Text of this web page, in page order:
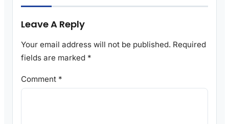
Leave A Reply
Your email address will not be published. Required
fields are marked *
Comment *